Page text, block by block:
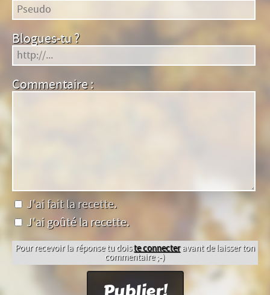
Blogues-tu ?
Commentaire :
J'ai fait la recette.
J'ai goûté la recette.
Pour recevoir la réponse tu doiste connecteravant de laisser ton
commentaire ;-)